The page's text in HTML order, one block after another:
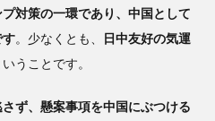
対策の一環であり、中国として
す。少なくとも、
日中友好の気運
いうことです。
ず、懸案事項を中国にぶつける